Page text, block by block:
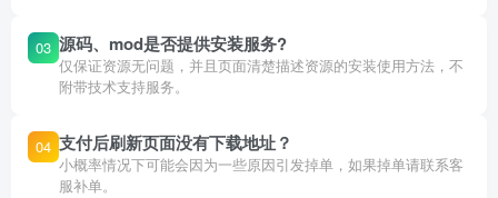
03 源码、mod是否提供安装服务?
仅保证资源无问题，并且页面清楚描述资源的安装使用方法，不
附带技术支持服务。
04 支付后刷新页面没有下载地址？
小概率情况下可能会因为一些原因引发掉单，如果掉单请联系客
服补单。